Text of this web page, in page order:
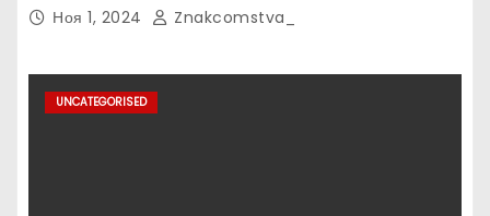
Ноя 1, 2024 Znakcomstva_
UNCATEGORISED